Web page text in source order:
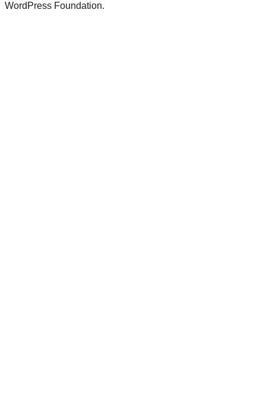
WordPress Foundation.